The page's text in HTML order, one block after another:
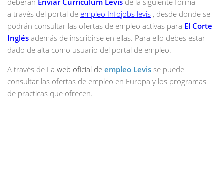
deberán Enviar Curriculum Levis de la siguiente forma
a través del portal de empleo Infojobs levis , desde donde se
podrán consultar las ofertas de empleo activas para El Corte
Inglés además de inscribirse en ellas. Para ello debes estar
dado de alta como usuario del portal de empleo.
A través de La web oficial de empleo Levis se puede
consultar las ofertas de empleo en Europa y los programas
de practicas que ofrecen.